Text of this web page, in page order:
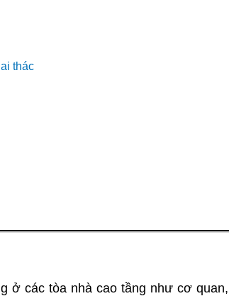
thác
ở các tòa nhà cao tầng như cơ quan,